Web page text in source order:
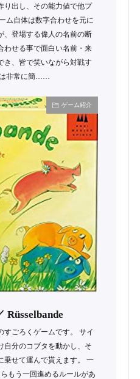
り出し、その能力値で他プ
ム自体は数字合わせを元に
、登場する偉人の名前の断
わせる事で面白い名前・来
き、皆で笑いながら対戦す
非常に簡……
ゲーム紹介
Rüsselbande
すごろくゲームです。 サイ
自分のコブタを動かし、そ
乗せて運んで貰えます。 一
もう一回進めるルールがあ